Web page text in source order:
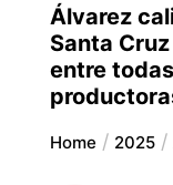
Álvarez
Santa
entre
Home 2025